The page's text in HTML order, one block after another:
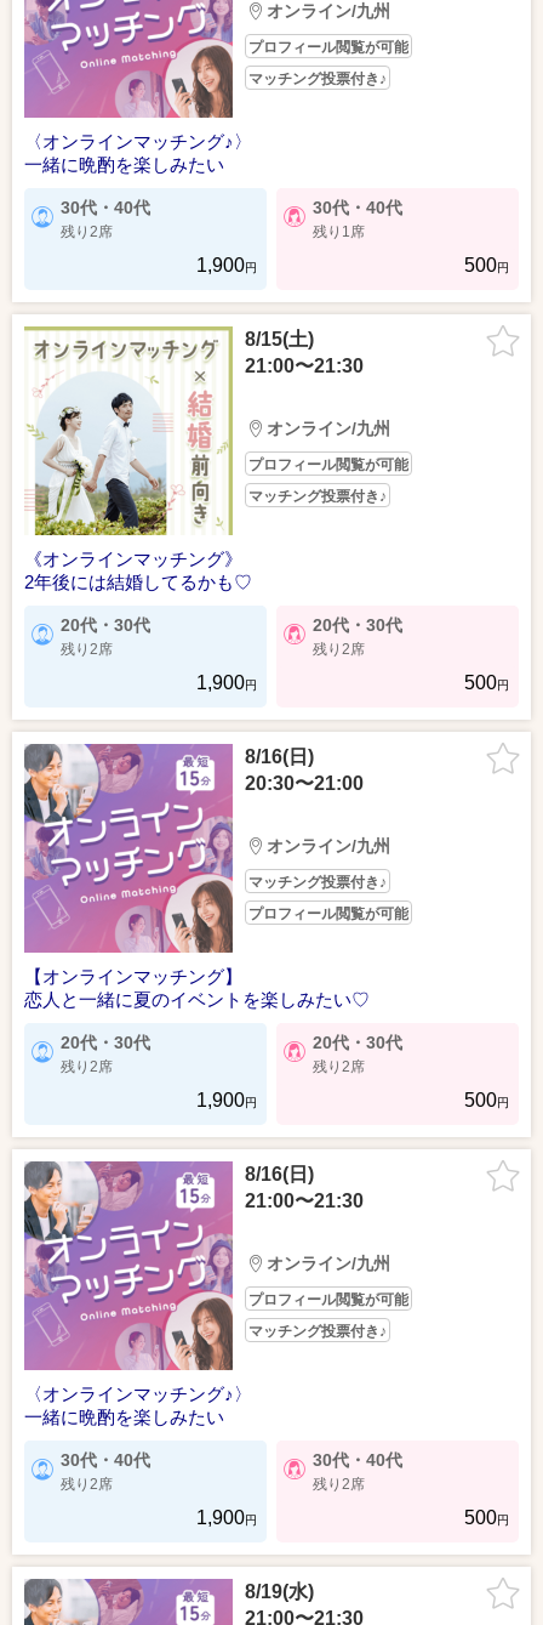
オンライン/九州
プロフィール閲覧が可能
マッチング投票付き♪
〈オンラインマッチング♪〉
一緒に晩酌を楽しみたい
30代・40代
残り2席
1,900円
30代・40代
残り1席
500円
8/15(土)
21:00〜21:30
オンライン/九州
プロフィール閲覧が可能
マッチング投票付き♪
《オンラインマッチング》
2年後には結婚してるかも♡
20代・30代
残り2席
1,900円
20代・30代
残り2席
500円
8/16(日)
20:30〜21:00
オンライン/九州
マッチング投票付き♪
プロフィール閲覧が可能
【オンラインマッチング】
恋人と一緒に夏のイベントを楽しみたい♡
20代・30代
残り2席
1,900円
20代・30代
残り2席
500円
8/16(日)
21:00〜21:30
オンライン/九州
プロフィール閲覧が可能
マッチング投票付き♪
〈オンラインマッチング♪〉
一緒に晩酌を楽しみたい
30代・40代
残り2席
1,900円
30代・40代
残り2席
500円
8/19(水)
21:00〜21:30